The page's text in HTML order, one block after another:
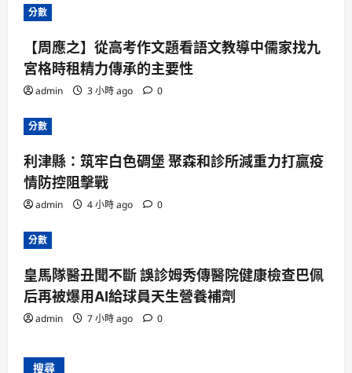
分數
【周應之】從高考作文題看語文教導中儒家找九
宮格時租精力傳承的主要性
admin 3 小時 ago 0
分數
利津縣：筑牢白色碉堡 聚森和診所減重力打贏疫
情防控阻擊戰
admin 4 小時 ago 0
分數
皇馬隊醫丑聞不斷 誤診姆秀傳醫院健康檢查巴佩
后再被爆用AI給球員天生營養補劑
admin 7 小時 ago 0
搜尋